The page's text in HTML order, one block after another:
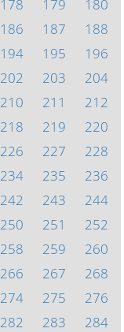
178 179
180
186 187
188
194 195
196
202 203
204
210 211
212
218 219
220
226 227
228
234 235
236
242 243
244
250 251
252
258 259
260
266 267
268
274 275
276
282 283
284